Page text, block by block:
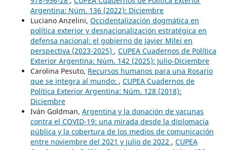
Argentina: Núm. 136 (2022): Diciembre
Luciano Anzelini, Occidentalización dogmática en
política exterior y desnacionalización estratégica en
defensa nacional: el gobierno de Javier Milei en
perspectiva (2023-2025) , CUPEA Cuadernos de Política
Exterior Argentina: Núm. 142 (2025): Julio-Diciembre
Carolina Pesuto, Recursos humanos para una Rosario
que se integra al mundo: , CUPEA Cuadernos de
Política Exterior Argentina: Núm. 128 (2018):
Diciembre
Iván Goldman, Argentina y la donación de vacunas
contra el COVID-19: una mirada desde la diplomacia
pública y la cobertura de los medios de comunicación
entre noviembre del 2021 y julio de 2022 , CUPEA